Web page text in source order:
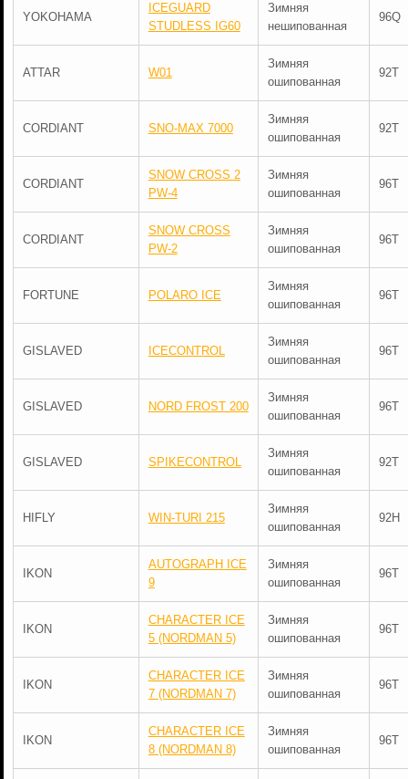
YOKOHAMA
ICEGUARD
STUDLESS IG60
Зимняя
нешипованная
96Q
ATTAR W01
Зимняя
ошипованная
92T
CORDIANT SNO-MAX 7000
Зимняя
ошипованная
92T
CORDIANT
SNOW CROSS 2
PW-4
Зимняя
ошипованная
96T
CORDIANT
SNOW CROSS
PW-2
Зимняя
ошипованная
96T
FORTUNE POLARO ICE
Зимняя
ошипованная
96T
GISLAVED ICECONTROL
Зимняя
ошипованная
96T
GISLAVED NORD FROST 200
Зимняя
ошипованная
96T
GISLAVED SPIKECONTROL
Зимняя
ошипованная
92T
HIFLY WIN-TURI 215
Зимняя
ошипованная
92H
IKON
AUTOGRAPH ICE
9
Зимняя
ошипованная
96T
IKON
CHARACTER ICE
5 (NORDMAN 5)
Зимняя
ошипованная
96T
IKON
CHARACTER ICE
7 (NORDMAN 7)
Зимняя
ошипованная
96T
IKON
CHARACTER ICE
8 (NORDMAN 8)
Зимняя
ошипованная
96T